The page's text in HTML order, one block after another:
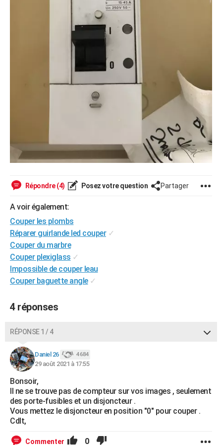
Répondre (4) Posez votre question Partager
A voir également:
Couper les plombs
Réparer guirlande led couper ✓
Couper du marbre
Couper plexiglass ✓
Impossible de couper leau
Couper baguette angle ✓
4 réponses
RÉPONSE 1 / 4
Daniel 26 4 684
29 août 2021 à 17:55
Bonsoir,
Il ne se trouve pas de compteur sur vos images , seulement
des porte-fusibles et un disjoncteur .
Vous mettez le disjoncteur en position "0" pour couper .
Cdlt,
Commenter 0